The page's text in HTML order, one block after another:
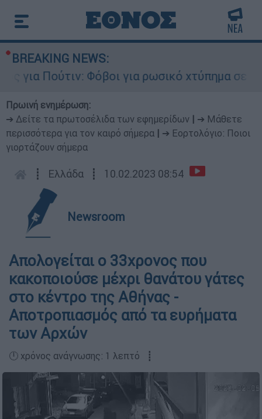
BREAKING NEWS:
για Πούτιν: Φόβοι για ρωσικό χτύπημα σε
Πρωινή ενημέρωση:
➔ Δείτε τα πρωτοσέλιδα των εφημερίδων
➔ Μάθετε
περισσότερα για τον καιρό σήμερα
➔ Εορτολόγιο: Ποιοι
γιορτάζουν σήμερα
┋ Ελλάδα ┋ 10.02.2023 08:54
Newsroom
Απολογείται ο 33χρονος που
κακοποιούσε μέχρι θανάτου γάτες
στο κέντρο της Αθήνας -
Αποτροπιασμός από τα ευρήματα
των Αρχών
🕛 χρόνος ανάγνωσης: 1 λεπτό ┋